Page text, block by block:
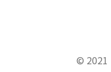
© 2021